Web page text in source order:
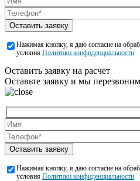
Оставить заявку
Нажимая кнопку, я даю согласие на
условия Политики конфиденциальности
Оставить заявку на расчет
Оставьте заявку и мы
Оставить заявку
Нажимая кнопку, я даю согласие на
условия Политики конфиденциальности